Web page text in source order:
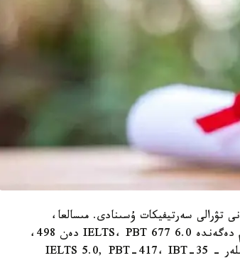
تۋرالى سەرتيفيكات ۇسىنادى. مىسالعا،
اعىلشىن تىلىندە ماگيستراتۋراعا تۇسۋشىلەر ناتيجەسى 9.0 دەن كەم دەگەندە 6.0 IELTS، PBT 677 دەن 498،
IBT 120 دان 60 TOEFL سەرتيفيكاتتارىن، تاعىلىمدامادان وتۋشىلەر - IELTS 5.0, PBT-417، IBT-35